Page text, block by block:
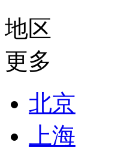
地区
更多
北京
上海